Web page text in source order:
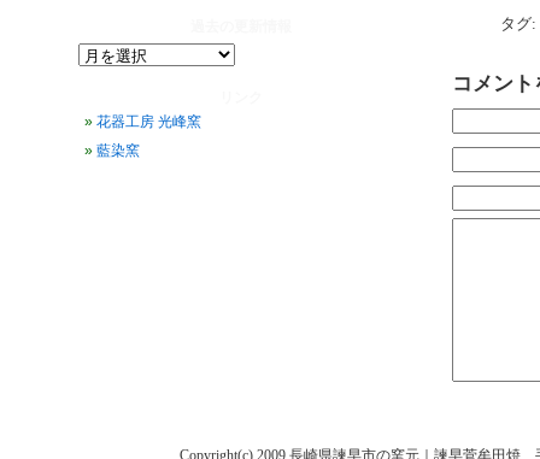
過
去
新
情
花器工房 光峰窯
藍染窯
し
て
共
有
(新
い
ウ
ン
ド
ウ
で
タグ:
コメン
Copyright(c) 2009 長崎県諫早市の窯元｜諫早菅牟田焼